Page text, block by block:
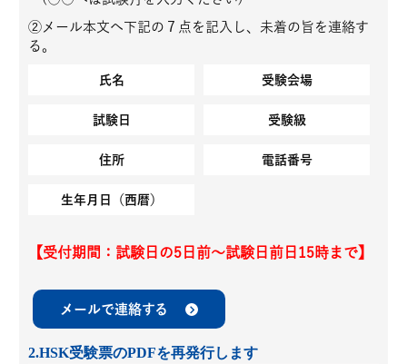
②メール本文へ下記の７点を記入し、未着の旨を連絡す
る。
氏名 受験会場
試験日 受験級
住所 電話番号
生年月日（西暦）
【受付期間：試験日の5日前～試験日前日15時まで】
メールで連絡する
2.HSK受験票のPDFを再発行します